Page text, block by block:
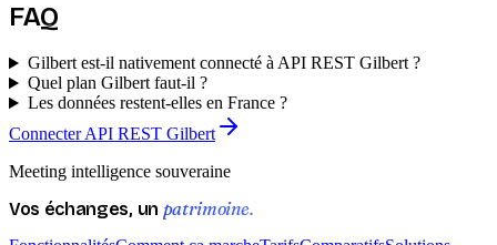
FAQ
Gilbert est-il nativement connecté à API REST Gilbert ?
Quel plan Gilbert faut-il ?
Les données restent-elles en France ?
Connecter API REST Gilbert
Meeting intelligence souveraine
Vos échanges, un patrimoine.